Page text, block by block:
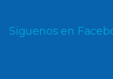
Siguenos en